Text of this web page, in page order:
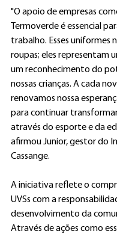
"O apoio de empresas
Termoverde é essencial
trabalho. Esses uniformes
roupas; eles representam
um reconhecimento do
nossas crianças. A cada
renovamos nossa
para continuar
através do esporte e da
afirmou Junior, gestor do
Cassange.
A iniciativa reflete o
UVSs com a
desenvolvimento da
Através de ações como